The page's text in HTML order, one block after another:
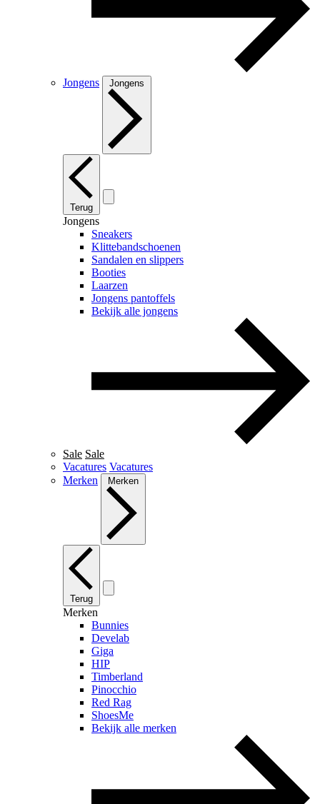
Jongens Jongens
Terug
Jongens
Sneakers
Klittebandschoenen
Sandalen en slippers
Booties
Laarzen
Jongens pantoffels
Bekijk alle jongens
Sale Sale
Vacatures Vacatures
Merken
Merken
Terug
Merken
Bunnies
Develab
Giga
HIP
Timberland
Pinocchio
Red Rag
ShoesMe
Bekijk alle merken